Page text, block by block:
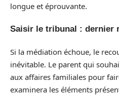
longue et éprouvante.
Saisir le tribunal : dernier
Si la médiation échoue, le
inévitable. Le parent qui
aux affaires familiales pour
examinera les éléments